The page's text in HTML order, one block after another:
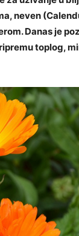
neven
Danas je
toplog,